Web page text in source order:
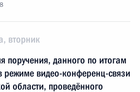
вторник
поручения, данного по итогам
режиме видео-конференц-связи
области, проведённого